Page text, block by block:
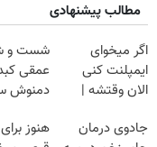
مطالب پیشنهادی
اگر میخوای
ایمپلنت کنی
الان وقتشه |
میلیون تومان!!!
شست و
عمقی
دمنوش
جادوی درمان
هنوز